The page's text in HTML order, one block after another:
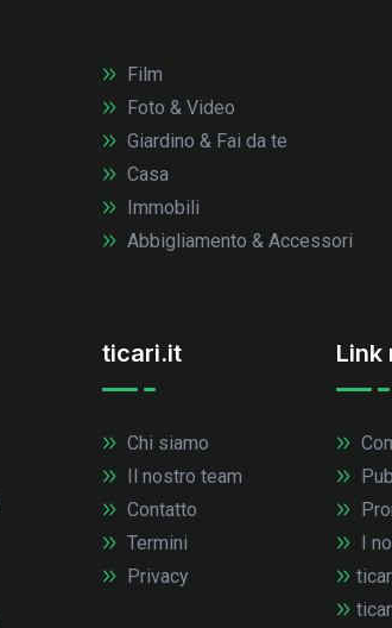
Film
Foto & Video
Giardino & Fai da te
Casa
Immobili
Abbigliamento & Accessori
ticari.it
Chi siamo
Il nostro team
Contatto
Termini
Privacy
Link
I